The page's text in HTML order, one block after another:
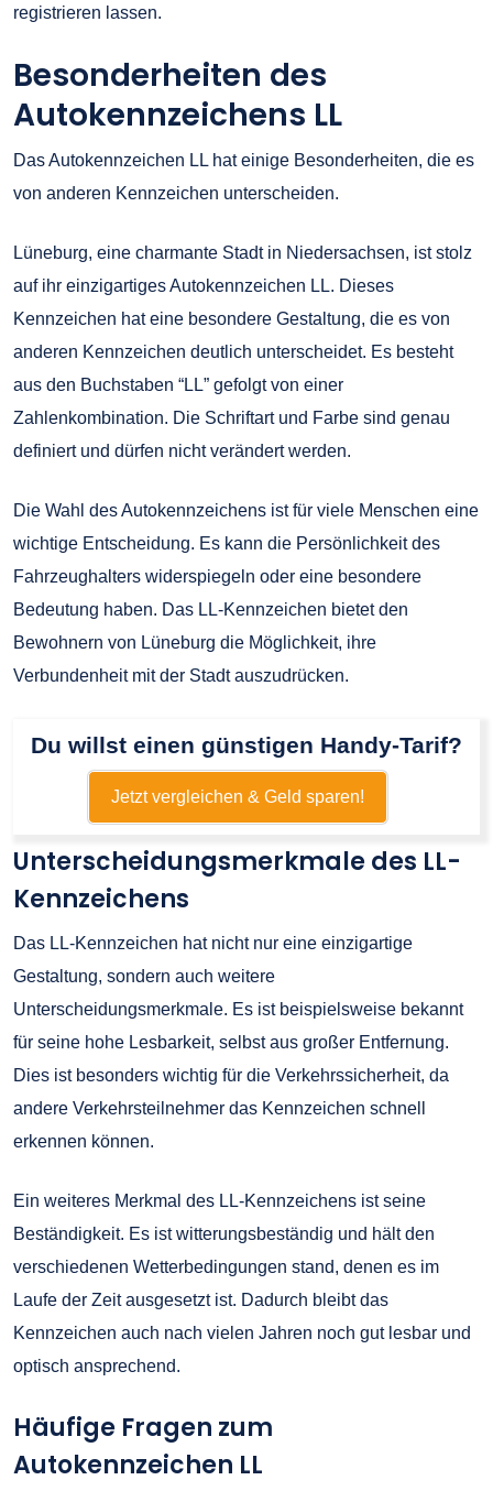
registrieren lassen.
Besonderheiten des
Autokennzeichens LL
Das Autokennzeichen LL hat einige Besonderheiten, die es
von anderen Kennzeichen unterscheiden.
Lüneburg, eine charmante Stadt in Niedersachsen, ist stolz
auf ihr einzigartiges Autokennzeichen LL. Dieses
Kennzeichen hat eine besondere Gestaltung, die es von
anderen Kennzeichen deutlich unterscheidet. Es besteht
aus den Buchstaben “LL” gefolgt von einer
Zahlenkombination. Die Schriftart und Farbe sind genau
definiert und dürfen nicht verändert werden.
Die Wahl des Autokennzeichens ist für viele Menschen eine
wichtige Entscheidung. Es kann die Persönlichkeit des
Fahrzeughalters widerspiegeln oder eine besondere
Bedeutung haben. Das LL-Kennzeichen bietet den
Bewohnern von Lüneburg die Möglichkeit, ihre
Verbundenheit mit der Stadt auszudrücken.
Du willst einen günstigen Handy-Tarif?
Jetzt vergleichen & Geld sparen!
Unterscheidungsmerkmale des LL-
Kennzeichens
Das LL-Kennzeichen hat nicht nur eine einzigartige
Gestaltung, sondern auch weitere
Unterscheidungsmerkmale. Es ist beispielsweise bekannt
für seine hohe Lesbarkeit, selbst aus großer Entfernung.
Dies ist besonders wichtig für die Verkehrssicherheit, da
andere Verkehrsteilnehmer das Kennzeichen schnell
erkennen können.
Ein weiteres Merkmal des LL-Kennzeichens ist seine
Beständigkeit. Es ist witterungsbeständig und hält den
verschiedenen Wetterbedingungen stand, denen es im
Laufe der Zeit ausgesetzt ist. Dadurch bleibt das
Kennzeichen auch nach vielen Jahren noch gut lesbar und
optisch ansprechend.
Häufige Fragen zum
Autokennzeichen LL